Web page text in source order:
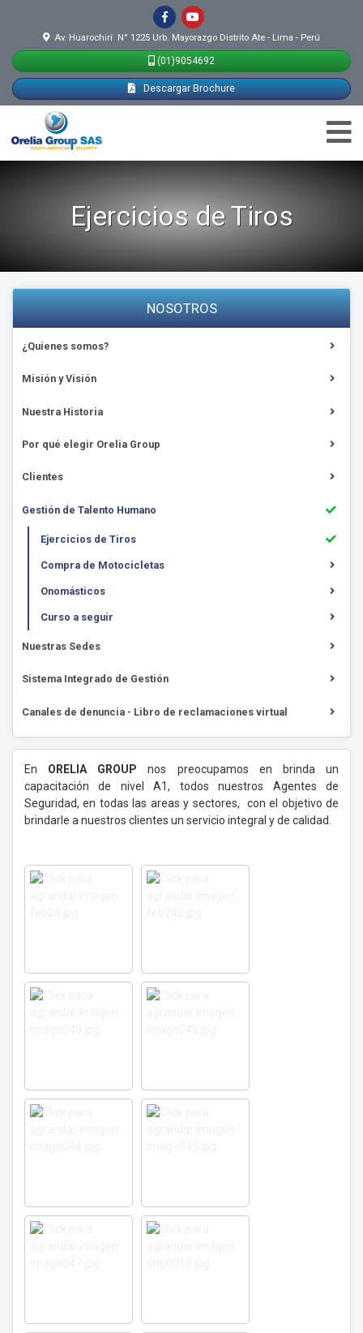
Av. Huarochirí N° 1225 Urb. Mayorazgo Distrito Ate - Lima - Perú
(01)9054692
Descargar Brochure
Ejercicios de Tiros
NOSOTROS
¿Quienes somos?
Misión y Visión
Nuestra Historia
Por qué elegir Orelia Group
Clientes
Gestión de Talento Humano
Ejercicios de Tiros
Compra de Motocicletas
Onomásticos
Curso a seguir
Nuestras Sedes
Sistema Integrado de Gestión
Canales de denuncia - Libro de reclamaciones virtual
En ORELIA GROUP nos preocupamos en brinda un
capacitación de nivel A1, todos nuestros Agentes de
Seguridad, en todas las areas y sectores, con el objetivo de
brindarle a nuestros clientes un servicio integral y de calidad.